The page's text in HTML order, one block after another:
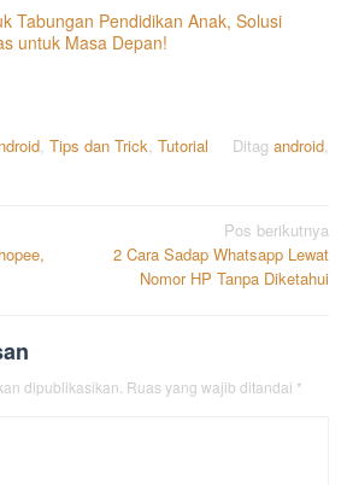
Tabungan Pendidikan Anak, Solusi
untuk Masa Depan!
Tips dan Trick Tutorial Ditag android
Pos berikutnya
2 Cara Sadap Whatsapp Lewat
Nomor HP Tanpa Diketahui
dipublikasikan. Ruas yang wajib ditandai *